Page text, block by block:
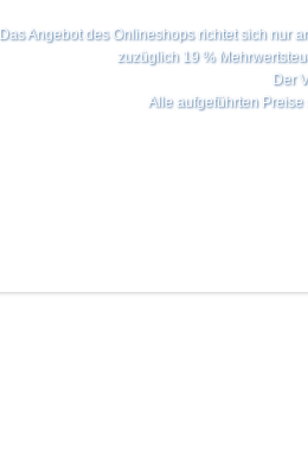
Das Angebot des Onlineshops richtet sich nur
zuzüglich 19 %
Der
Alle aufgeführten